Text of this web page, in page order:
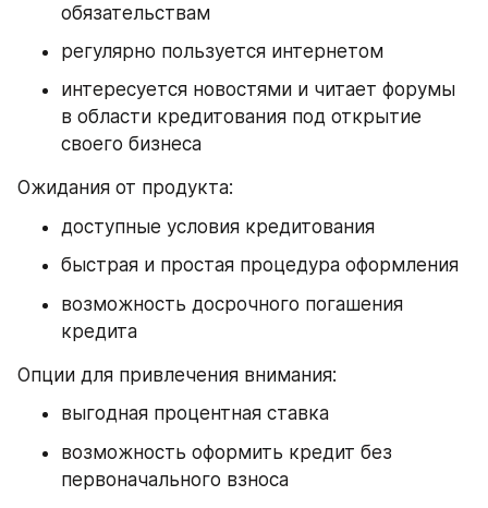
обязательствам
регулярно пользуется интернетом
интересуется новостями и читает форумы
в области кредитования под открытие
своего бизнеса
Ожидания от продукта:
доступные условия кредитования
быстрая и простая процедура оформления
возможность досрочного погашения
кредита
Опции для привлечения внимания:
выгодная процентная ставка
возможность оформить кредит без
первоначального взноса